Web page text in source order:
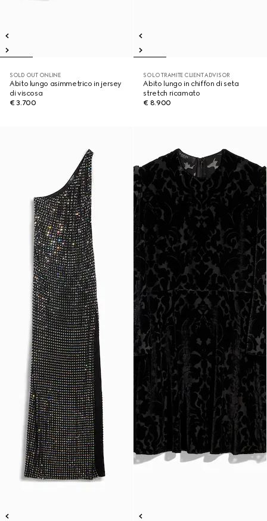
SOLD OUT ONLINE
Abito lungo asimmetrico in jersey
di viscosa
€ 3.700
SOLO TRAMITE CLIENT ADVISOR
Abito lungo in chiffon di seta
stretch ricamato
€ 8.900